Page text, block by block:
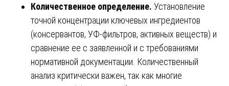
Количественное определение. Установление
точной концентрации ключевых ингредиентов
(консервантов, УФ-фильтров, активных веществ) и
сравнение ее с заявленной и с требованиями
нормативной документации. Количественный
анализ критически важен, так как многие